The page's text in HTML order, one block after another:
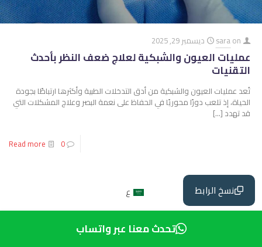
نسخ الرابط
تحدث معنا عبر واتساب
saraon ديسمبر 29, 2025
عمليات العيون والشبكية لعلاج ضعف النظر بأحدث
التقنيات
تُعد عمليات العيون والشبكية من أدق التدخلات الطبية وأكثرها ارتباطًا بجودة
الحياة، إذ تلعب دورًا محوريًا في الحفاظ على نعمة البصر وعلاج المشكلات التي
قد تهدد […]
0
Read more
ع